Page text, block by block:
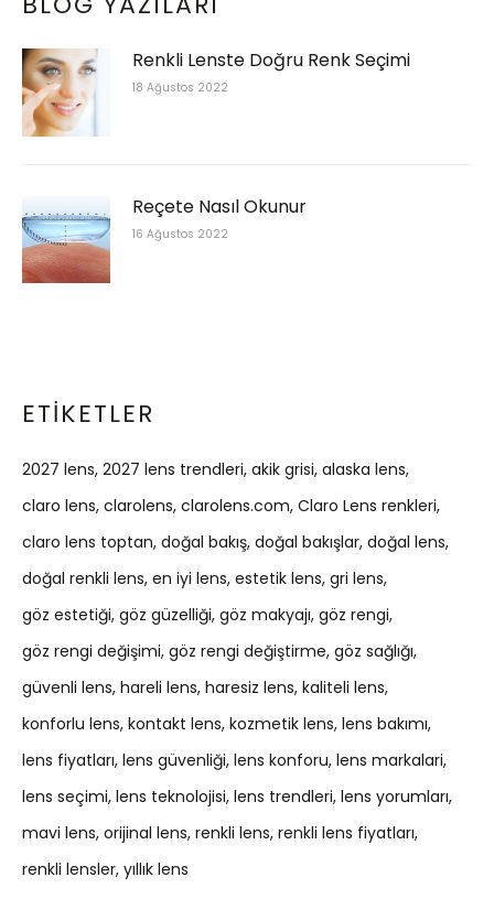
Renkli Lenste Doğru Renk Seçimi
18 Ağustos 2022
Reçete Nasıl Okunur
16 Ağustos 2022
ETIKETLER
2027 lens 2027 lens trendleri akik grisi alaska lens
claro lens clarolens clarolens.com Claro Lens renkleri
claro lens toptan doğal bakış doğal bakışlar doğal lens
doğal renkli lens en iyi lens estetik lens gri lens
göz estetiği göz güzelliği göz makyajı göz rengi
göz rengi değişimi göz rengi değiştirme göz sağlığı
güvenli lens hareli lens haresiz lens kaliteli lens
konforlu lens kontakt lens kozmetik lens lens bakımı
lens fiyatları lens güvenliği lens konforu lens markalari
lens seçimi lens teknolojisi lens trendleri lens yorumları
mavi lens orijinal lens renkli lens renkli lens fiyatları
renkli lensler yıllık lens